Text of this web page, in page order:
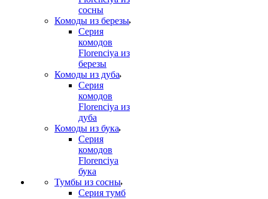
сосны
Комоды из березы
Серия
комодов
Florenciya из
березы
Комоды из дуба
Серия
комодов
Florenciya из
дуба
Комоды из бука
Серия
комодов
Florenciya
бука
Тумбы из сосны
Серия тумб